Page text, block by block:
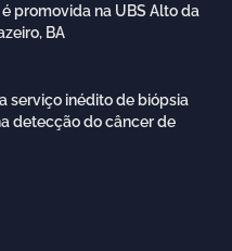
promovida na UBS Alto da
BA
serviço inédito de biópsia
detecção do câncer de